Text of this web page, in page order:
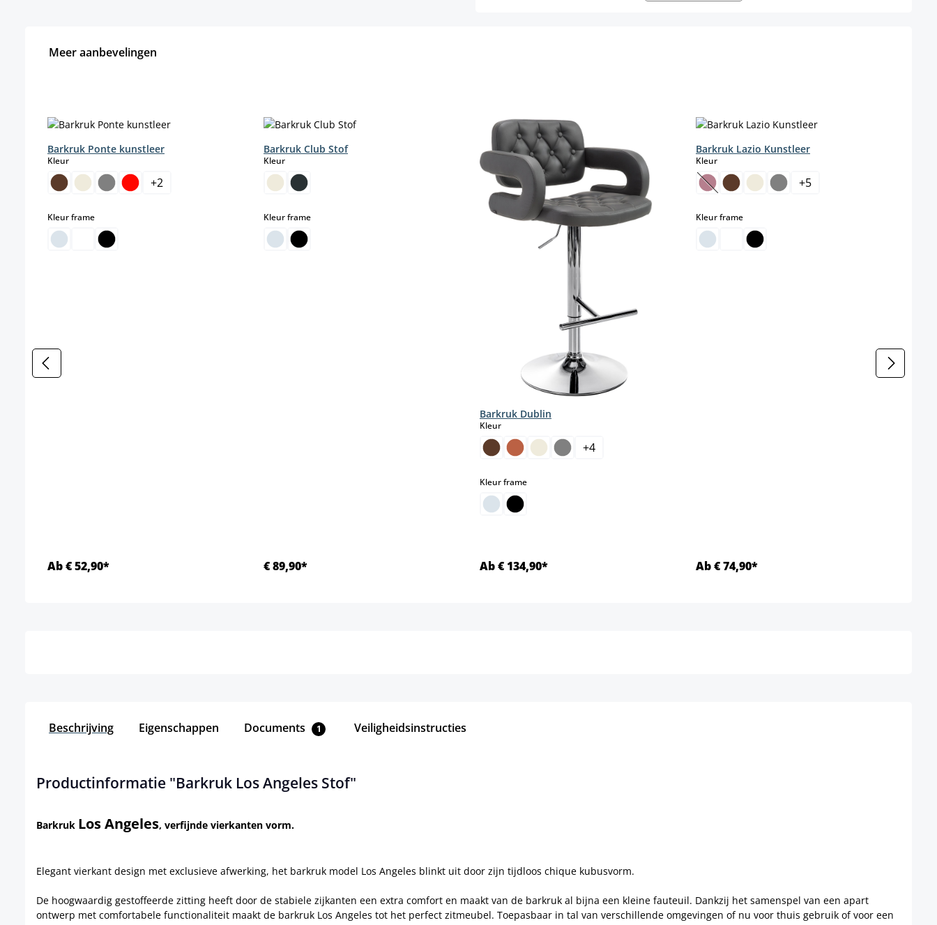
Meer aanbevelingen
Barkruk Ponte kunstleer
Kleurselect
+2
Kleur frameselect
Ab € 52,90*
Barkruk Club Stof
Kleurselect
Kleur frameselect
€ 89,90*
Barkruk Dublin
Kleurselect
+4
Kleur frameselect
Ab € 134,90*
Barkruk Lazio Kunstleer
Kleurselect
(Deze optie is momenteel niet beschikbaar.)
+5
Kleur frameselect
Ab € 74,90*
Beschrijving Eigenschappen Documents 1 Veiligheidsinstructies
Productinformatie "Barkruk Los Angeles Stof"
Barkruk Los Angeles, verfijnde vierkanten vorm.
Elegant vierkant design met exclusieve afwerking, het barkruk model Los Angeles blinkt uit door zijn tijdloos chique kubusvorm.
De hoogwaardig gestoffeerde zitting heeft door de stabiele zijkanten een extra comfort en maakt van de barkruk al bijna een kleine fauteuil. Dankzij het samenspel van een apart
ontwerp met comfortabele functionaliteit maakt de barkruk Los Angeles tot het perfect zitmeubel. Toepasbaar in tal van verschillende omgevingen of nu voor thuis gebruik of voor een